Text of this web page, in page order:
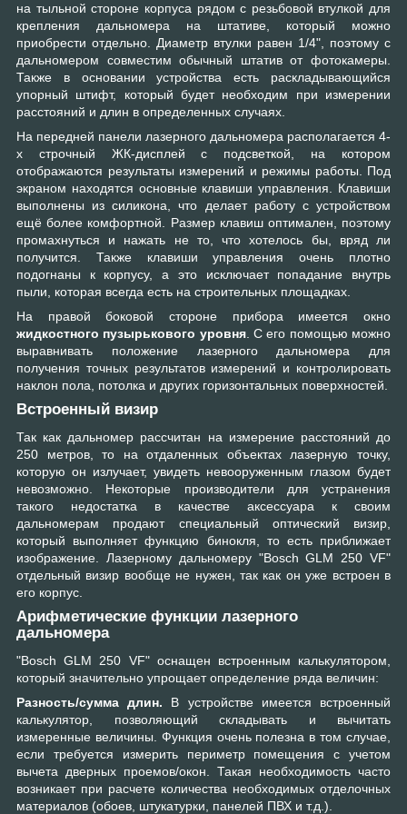
на тыльной стороне корпуса рядом с резьбовой втулкой для
крепления дальномера на штативе, который можно
приобрести отдельно. Диаметр втулки равен 1/4", поэтому с
дальномером совместим обычный штатив от фотокамеры.
Также в основании устройства есть раскладывающийся
упорный штифт, который будет необходим при измерении
расстояний и длин в определенных случаях.
На передней панели лазерного дальномера располагается 4-
х строчный ЖК-дисплей с подсветкой, на котором
отображаются результаты измерений и режимы работы. Под
экраном находятся основные клавиши управления. Клавиши
выполнены из силикона, что делает работу с устройством
ещё более комфортной. Размер клавиш оптимален, поэтому
промахнуться и нажать не то, что хотелось бы, вряд ли
получится. Также клавиши управления очень плотно
подогнаны к корпусу, а это исключает попадание внутрь
пыли, которая всегда есть на строительных площадках.
На правой боковой стороне прибора имеется окно
жидкостного пузырькового уровня. С его помощью можно
выравнивать положение лазерного дальномера для
получения точных результатов измерений и контролировать
наклон пола, потолка и других горизонтальных поверхностей.
Встроенный визир
Так как дальномер рассчитан на измерение расстояний до
250 метров, то на отдаленных объектах лазерную точку,
которую он излучает, увидеть невооруженным глазом будет
невозможно. Некоторые производители для устранения
такого недостатка в качестве аксессуара к своим
дальномерам продают специальный оптический визир,
который выполняет функцию бинокля, то есть приближает
изображение. Лазерному дальномеру "Bosch GLM 250 VF"
отдельный визир вообще не нужен, так как он уже встроен в
его корпус.
Арифметические функции лазерного
дальномера
"Bosch GLM 250 VF" оснащен встроенным калькулятором,
который значительно упрощает определение ряда величин:
Разность/сумма длин. В устройстве имеется встроенный
калькулятор, позволяющий складывать и вычитать
измеренные величины. Функция очень полезна в том случае,
если требуется измерить периметр помещения с учетом
вычета дверных проемов/окон. Такая необходимость часто
возникает при расчете количества необходимых отделочных
материалов (обоев, штукатурки, панелей ПВХ и т.д.).